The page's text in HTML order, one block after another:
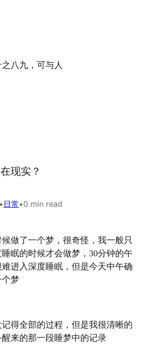
八九，可与人
现实？
• 日常 •0 min read
做了一个梦，很奇怪，我一般只
眠的时候才会做梦，30分钟的午
进入深度睡眠，但是今天中午确
梦
得全部的过程，但是我很清晰的
来的那一段睡梦中的记录